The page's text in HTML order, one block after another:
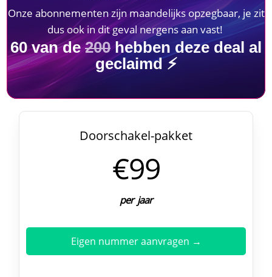
Onze abonnementen zijn maandelijks opzegbaar, je zit
dus ook in dit geval nergens aan vast!
60van de200hebben deze deal al
geclaimd ⚡
Doorschakel-pakket
€99
per jaar
Eigen nummer aanvragen →